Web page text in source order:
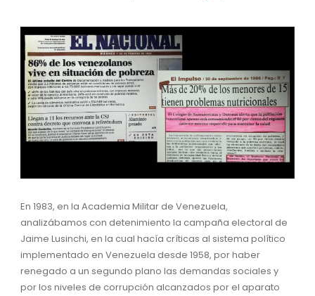
En 1983, en la Academia Militar de Venezuela,
analizábamos con detenimiento la campaña electoral de
Jaime Lusinchi, en la cual hacía críticas al sistema político
implementado en Venezuela desde 1958, por haber
renegado a un segundo plano las demandas sociales y
por los niveles de corrupción alcanzados por el aparato